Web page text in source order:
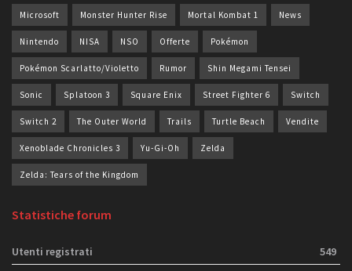
Microsoft Monster Hunter Rise Mortal Kombat 1 News
Nintendo NISA NSO Offerte Pokémon
Pokémon Scarlatto/Violetto Rumor Shin Megami Tensei
Sonic Splatoon 3 Square Enix Street Fighter 6 Switch
Switch 2 The Outer World Trails Turtle Beach Vendite
Xenoblade Chronicles 3 Yu-Gi-Oh Zelda
Zelda: Tears of the Kingdom
Statistiche forum
Utenti registrati
549